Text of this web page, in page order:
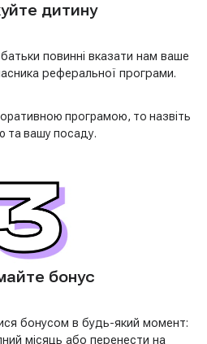
дитину
повинні вказати нам ваше
реферальної програми.
програмою, то назвіть
та вашу посаду.
бонус
бонусом в будь-який момент:
місяць або перенести на